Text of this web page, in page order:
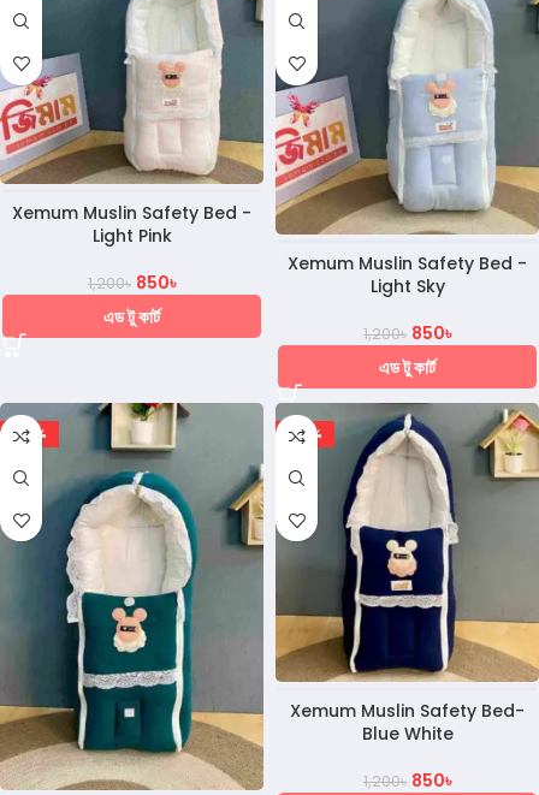
Xemum Muslin Safety Bed -
Light Pink
1,200৳ 850৳
এড টু কার্ট
Xemum Muslin Safety Bed -
Light Sky
1,200৳ 850৳
এড টু কার্ট
-29% -29%
Xemum Muslin Safety Bed-
Blue White
1,200৳ 850৳